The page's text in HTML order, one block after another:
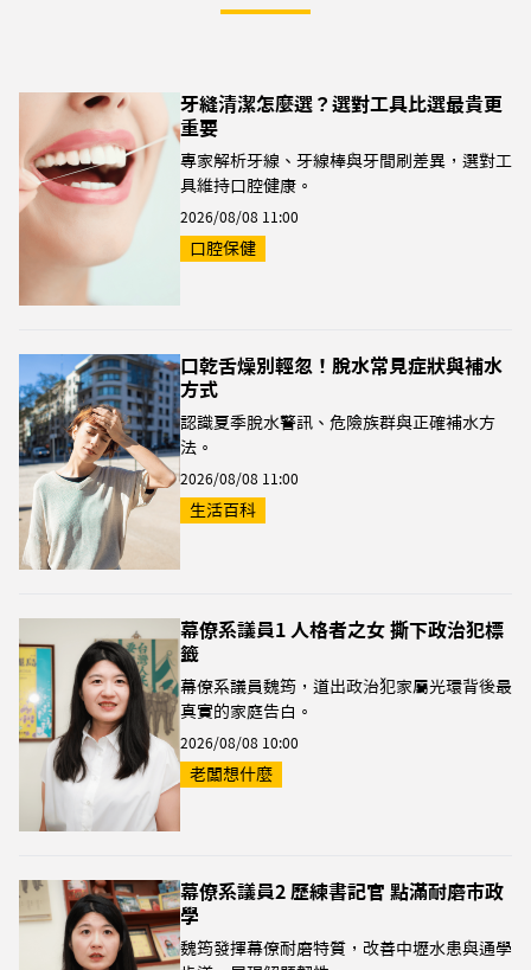
牙縫清潔怎麼選？選對工具比選最貴更
重要
專家解析牙線、牙線棒與牙間刷差異，選對工
具維持口腔健康。
2026/08/08 11:00
口腔保健
口乾舌燥別輕忽！脫水常見症狀與補水
方式
認識夏季脫水警訊、危險族群與正確補水方
法。
2026/08/08 11:00
生活百科
幕僚系議員1 人格者之女 撕下政治犯標
籤
幕僚系議員魏筠，道出政治犯家屬光環背後最
真實的家庭告白。
2026/08/08 10:00
老闆想什麼
幕僚系議員2 歷練書記官 點滿耐磨市政
學
魏筠發揮幕僚耐磨特質，改善中壢水患與通學